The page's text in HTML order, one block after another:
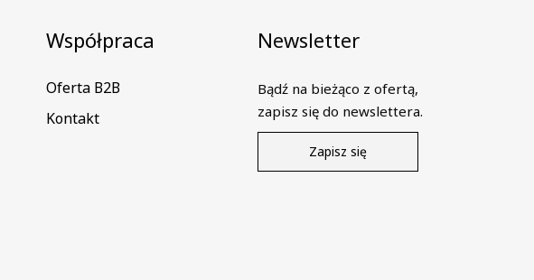
Współpraca
Oferta B2B
Kontakt
Newsletter
Bądź na bieżąco z ofertą,
zapisz się do newslettera.
Zapisz się